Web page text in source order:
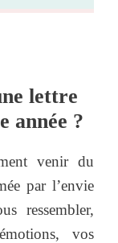
lettre
année ?
venir du
par l’envie
ressembler,
vos